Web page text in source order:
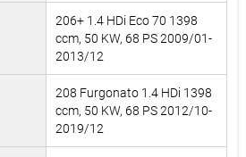
206+ 1.4 HDi Eco 70 1398
ccm, 50 KW, 68 PS 2009/01-
2013/12
208 Furgonato 1.4 HDi 1398
ccm, 50 KW, 68 PS 2012/10-
2019/12